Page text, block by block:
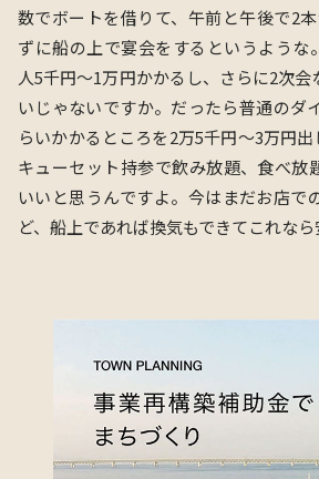
数でボートを借りて、午前と午後で2
ずに船の上で宴会をするというような
⼈5千円〜1万円かかるし、さらに2次
いじゃないですか。だったら普通のダ
らいかかるところを2万5千円〜3万円
キューセット持参で飲み放題、⾷べ放
いいと思うんですよ。今はまだお店で
ど、船上であれば換気もできてこれな